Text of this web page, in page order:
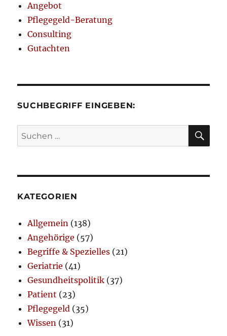
Angebot
Pflegegeld-Beratung
Consulting
Gutachten
SUCHBEGRIFF EINGEBEN:
Suchen
nach:
KATEGORIEN
Allgemein (138)
Angehörige (57)
Begriffe & Spezielles (21)
Geriatrie (41)
Gesundheitspolitik (37)
Patient (23)
Pflegegeld (35)
Wissen (31)